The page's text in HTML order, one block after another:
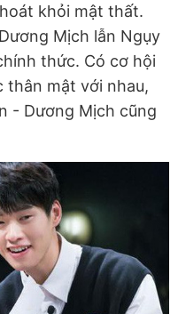
khỏi mật thất.
Mịch lẫn Ngụy
thức. Có cơ hội
thân mật với nhau,
- Dương Mịch cũng